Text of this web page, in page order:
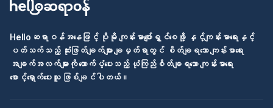
Helloဆရာဝန်အနေဖြင့် ပိုမို ကျန်းမာပျော်ရွှင်စေဖို့ နှင့်ကျန်းမာရေးနှင့်
ပတ်သက်သည့် ဆုံးဖြတ်ချက်များ ချမှတ်ရာတွင် စိတ်ချရသော ကျန်းမာရေး
အချက်အလက်များကို ထောက်ပံ့ပေးသည့် ယုံကြည်စိတ်ချရသော ကျန်းမာရေး
စောင့်ရှောက်ပေးသူ ဖြစ်ချင်ပါတယ်။